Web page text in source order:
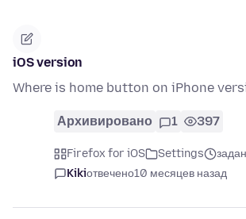
iOS version
Where is home button on iPhone
Архивировано 1 397
Firefox for iOS Settings
Kikiотвечено10 месяцев назад